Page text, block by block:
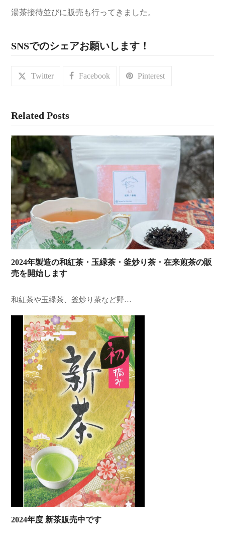
湯茶接待並びに販売も行ってきました。
SNSでのシェアお願いします！
Twitter Facebook Pinterest
Related Posts
2024年製造の和紅茶・玉緑茶・釜炒り茶・在来煎茶の販
売を開始します
和紅茶や玉緑茶、釜炒り茶など野…
2024年度 新茶販売中です